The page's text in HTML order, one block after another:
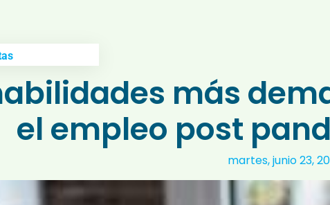
más
el empleo post
martes, junio 23,